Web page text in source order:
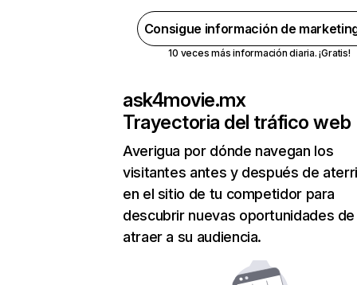
Consigue información de
10 veces más información diaria. ¡Gratis!
ask4movie.mx
Trayectoria del tráfico web
Averigua por dónde navegan los
visitantes antes y después de
en el sitio de tu competidor para
descubrir nuevas oportunidades de
atraer a su audiencia.